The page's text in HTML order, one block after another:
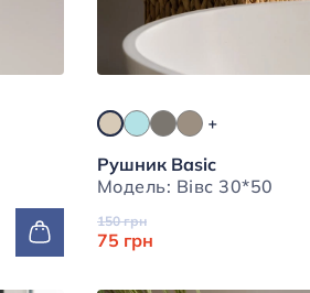
Рушник Basic
Модель: Вівс 30*50
150 грн
75 грн